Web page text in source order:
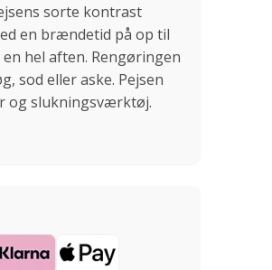
sorte kontrast
en brændetid på op til
hel aften. Rengøringen
sod eller aske. Pejsen
og slukningsværktøj.